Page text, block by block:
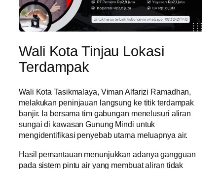
Wali Kota Tinjau Lokasi
Terdampak
Wali Kota Tasikmalaya, Viman Alfarizi Ramadhan,
melakukan peninjauan langsung ke titik terdampak
banjir. Ia bersama tim gabungan menelusuri aliran
sungai di kawasan Gunung Mindi untuk
mengidentifikasi penyebab utama meluapnya air.
Hasil pemantauan menunjukkan adanya gangguan
pada sistem pintu air yang membuat aliran tidak